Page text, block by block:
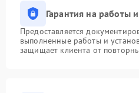
Гарантия на работы
Предоставляется
выполненные работы и
защищает клиента от